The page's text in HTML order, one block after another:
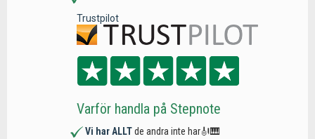
Trustpilot
Varför handla på Stepnote
Vi har ALLTde andra inte har🎻🎹